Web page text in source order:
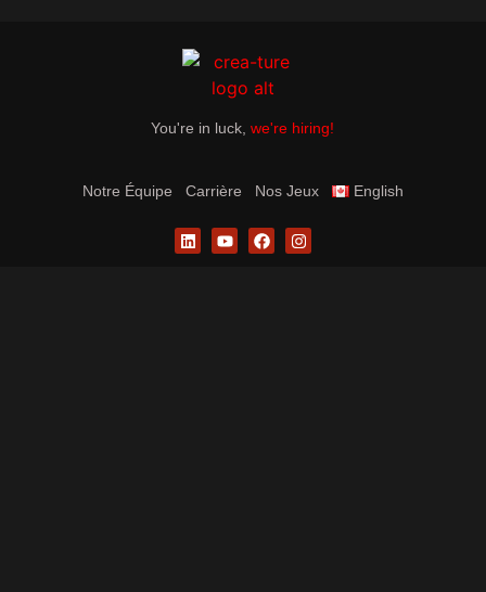
You're in luck, we're hiring!
Notre Équipe Carrière Nos Jeux English